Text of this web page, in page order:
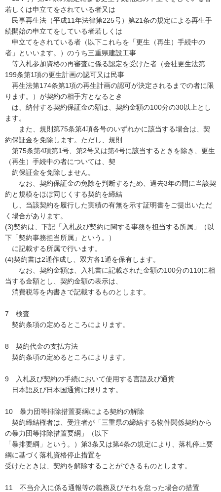
若しくは申立てをされている者又は
民事再生法（平成11年法律第225号）第21条の規定による再生手
続開始の申立てをしている者若しくは
申立てをされている者（以下これらを「更生（再生）手続中の
者」といいます。）のうち三重県建設工事
等入札参加資格の再審査に係る認定を受けた者（会社更生法第
199条第1項の更生計画の認可又は民事
再生法第174条第1項の再生計画の認可が決定されるまでの者に限
ります。）が契約の相手方となるとき
は、納付する契約保証金の額は、契約金額の100分の30以上とし
ます。
また、規則第75条第4項各号のいずれかに該当する場合は、契
約保証金を免除します。ただし、規則
第75条第4項第1号、第2号又は第4号に該当するときを除き、更生
（再生）手続中の者については、契
約保証金を免除しません。
なお、契約保証金の免除を判断するため、過去3年の間に当該契
約と規模をほぼ同じくする契約を締結
し、当該契約を履行した実績の有無を示す証明書をご提出いただ
く場合があります。
(3)契約は、下記「入札及び契約に関する事務を担当する所属」（以
下「契約事務担当所属」という。）
に記載する所属で行います。
(4)契約書は2通作成し、双方各1通を保有します。
なお、契約金額は、入札書に記載された金額の100分の110に相
当する金額とし、契約金額の表示は、
消費税等を内書きで記載するものとします。
7 検査
契約条項の定めるところによります。
8 契約代金の支払方法
契約条項の定めるところによります。
9 入札及び契約の手続において使用する言語及び通貨
日本語及び日本国通貨に限ります。
10 暴力団等排除措置要綱による契約の解除
契約締結権者は、受注者が「三重県の締結する物件関係契約から
の暴力団等排除措置要綱」（以下
「暴排要綱」という。）第3条又は第4条の規定により、落札停止要
綱に基づく落札資格停止措置を
受けたときは、契約を解除することができるものとします。
11 不当介入に係る通報等の義務及びそれを怠った場合の措置